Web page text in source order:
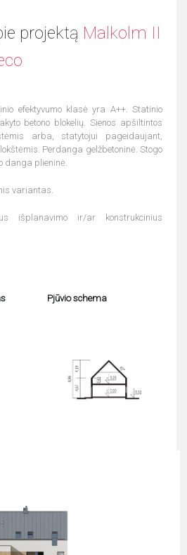
projektą Malkolm II
efektyvumo klasė yra A++. Statinio
betono blokelių. Sienos apšiltintos
arba, statytojui pageidaujant,
Perdanga gelžbetoninė. Stogo
danga plieninė.
variantas.
išplanavimo ir/ar konstrukcinius
Pjūvio schema